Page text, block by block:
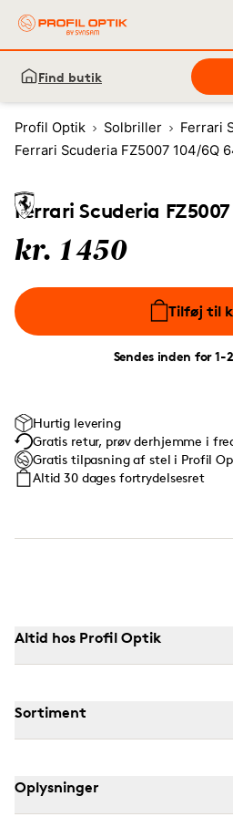
Find butik
Profil Optik Solbriller
Ferrari
Ferrari Scuderia FZ5007 104/6Q
Ferrari Scuderia
kr. 1450
Tilføj til
Sendes inden for 1-
Hurtig levering
Gratis retur, prøv derhjemme i
Gratis tilpasning af stel i Profil
Altid 30 dages fortrydelsesret
Altid hos Profil Optik
Sortiment
Oplysninger